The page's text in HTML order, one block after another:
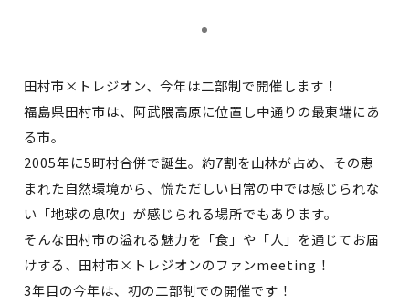
田村市×トレジオン、今年は二部制で開催します！
福島県田村市は、阿武隈高原に位置し中通りの最東端にあ
る市。
2005年に5町村合併で誕生。約7割を山林が占め、その恵
まれた自然環境から、慌ただしい日常の中では感じられな
い「地球の息吹」が感じられる場所でもあります。
そんな田村市の溢れる魅力を「食」や「人」を通じてお届
けする、田村市×トレジオンのファンmeeting！
3年目の今年は、初の二部制での開催です！